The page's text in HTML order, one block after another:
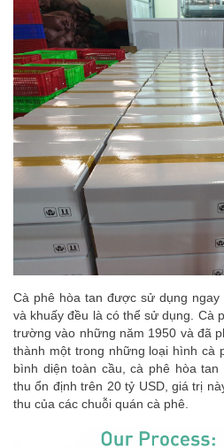
Cà phê hòa tan được sử dụng
và khuấy đều là có thể sử dụng. Cà
trường vào những năm 1950 và đã
thành một trong những loại hình cà
bình diện toàn cầu, cà phê hòa
thu ổn định trên 20 tỷ USD, giá trị
thu của các chuỗi quán cà phê.